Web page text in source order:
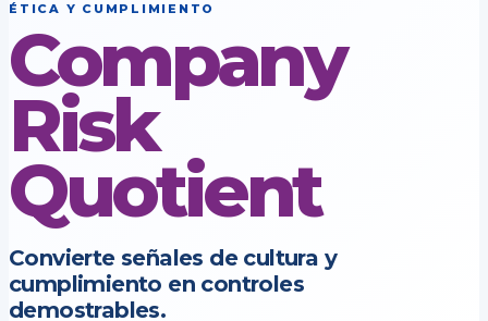
ÉTICA Y CUMPLIMIENTO
Company
Risk
Quotient
Convierte señales de cultura y
cumplimiento en controles
demostrables.